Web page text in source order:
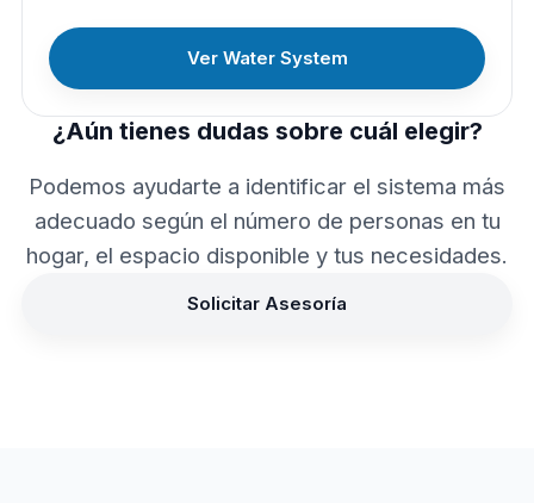
Ver Water System
¿Aún tienes dudas sobre cuál elegir?
Podemos ayudarte a identificar el sistema más
adecuado según el número de personas en tu
hogar, el espacio disponible y tus necesidades.
Solicitar Asesoría